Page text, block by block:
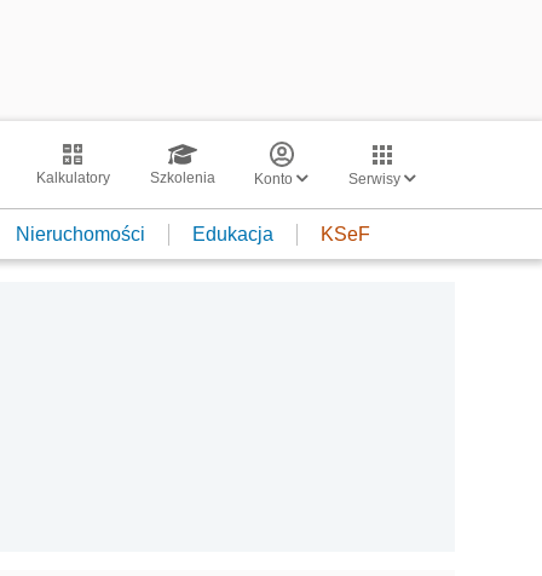
Kalkulatory Szkolenia Konto Serwisy
Nieruchomości Edukacja KSeF